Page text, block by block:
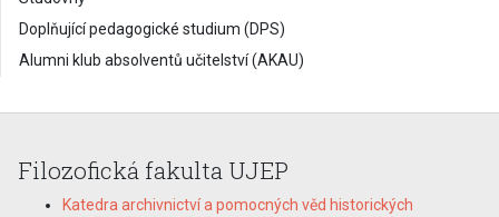
Doplňující pedagogické studium (DPS)
Alumni klub absolventů učitelství (AKAU)
Filozofická fakulta UJEP
Katedra archivnictví a pomocných věd historických